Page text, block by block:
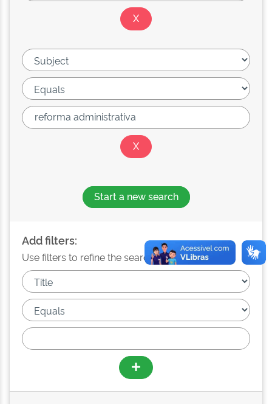
Start a new search
Add filters:
Use filters to refine the search results.